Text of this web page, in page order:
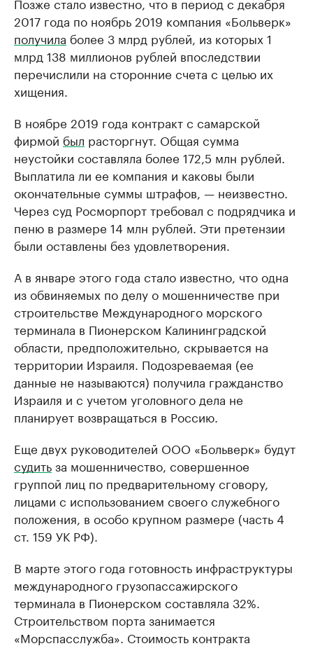
2017 года по ноябрь 2019 компания «Больверк»
получила более 3 млрд рублей, из которых 1
млрд 138 миллионов рублей впоследствии
перечислили на сторонние счета с целью их
хищения.
В ноябре 2019 года контракт с самарской
фирмой был расторгнут. Общая сумма
неустойки составляла более 172,5 млн рублей.
Выплатила ли ее компания и каковы были
окончательные суммы штрафов, — неизвестно.
Через суд Росморпорт требовал с подрядчика и
пеню в размере 14 млн рублей. Эти претензии
были оставлены без удовлетворения.
А в январе этого года стало известно, что одна
из обвиняемых по делу о мошенничестве при
строительстве Международного морского
терминала в Пионерском Калининградской
области, предположительно, скрывается на
территории Израиля. Подозреваемая (ее
данные не называются) получила гражданство
Израиля и с учетом уголовного дела не
планирует возвращаться в Россию.
Еще двух руководителей ООО «Больверк» будут
судитьза мошенничество, совершенное
группой лиц по предварительному сговору,
лицами с использованием своего служебного
положения, в особо крупном размере (часть 4
ст. 159 УК РФ).
В марте этого года готовность инфраструктуры
международного грузопассажирского
терминала в Пионерском составляла 32%.
Строительством порта занимается
«Морспасслужба». Стоимость контракта